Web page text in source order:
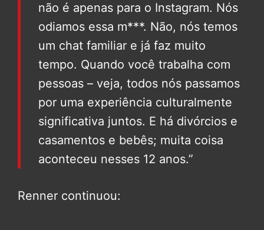
não é apenas para o Instagram. Nós
odiamos essa m***. Não, nós temos
um chat familiar e já faz muito
tempo. Quando você trabalha com
pessoas – veja, todos nós passamos
por uma experiência culturalmente
significativa juntos. E há divórcios e
casamentos e bebês; muita coisa
aconteceu nesses 12 anos.”
Renner continuou: